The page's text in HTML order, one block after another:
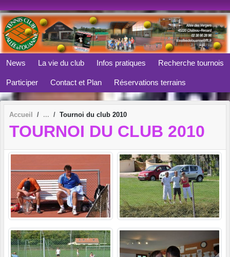
News La vie du club Infos pratiques Recherche tournois
Participer Contact et Plan Réservations terrains
Accueil Tournoi du club 2010
TOURNOI DU CLUB 2010